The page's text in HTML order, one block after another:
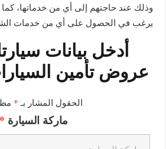
وذلك عند حاجتهم إلى أي من خدماتها،
يرغب في الحصول على أي من خدمات
أدخل بيانات
عروض تأمين
الحقول المشار بـ *
ماركة السيارة *